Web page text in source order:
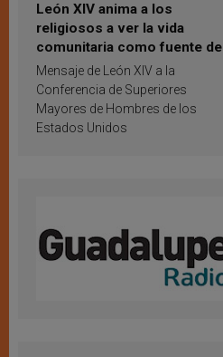
León XIV anima a los
religiosos a ver la vida
comunitaria como fuente de
inspiración y santificación
Mensaje de León XIV a la
Conferencia de Superiores
Mayores de Hombres de los
Estados Unidos